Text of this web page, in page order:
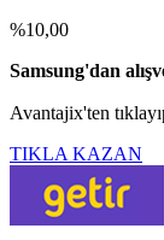
%10,00
Samsung'dan
Avantajix'ten
TIKLA KAZAN